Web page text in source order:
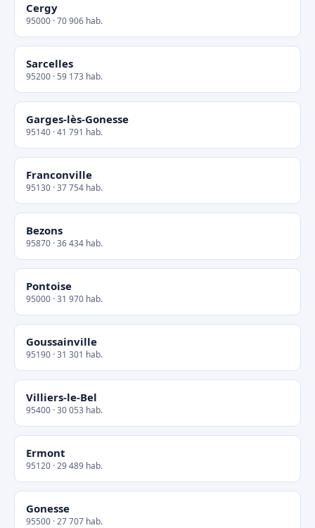
Cergy
95000 · 70 906 hab.
Sarcelles
95200 · 59 173 hab.
Garges-lès-Gonesse
95140 · 41 791 hab.
Franconville
95130 · 37 754 hab.
Bezons
95870 · 36 434 hab.
Pontoise
95000 · 31 970 hab.
Goussainville
95190 · 31 301 hab.
Villiers-le-Bel
95400 · 30 053 hab.
Ermont
95120 · 29 489 hab.
Gonesse
95500 · 27 707 hab.